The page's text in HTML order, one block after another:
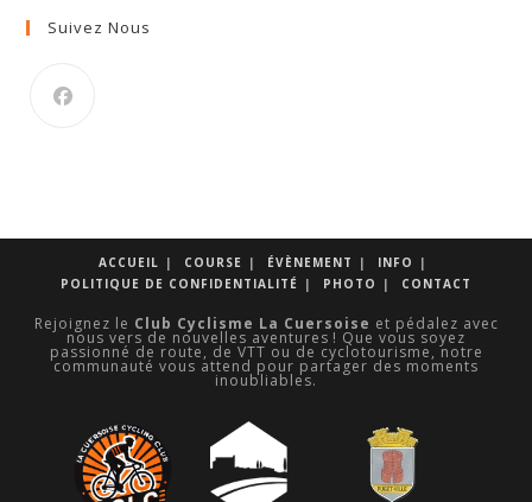
Suivez Nous
ACCUEIL COURSE ÉVÈNEMENT
INFO
POLITIQUE DE CONFIDENTIALITÉ
PHOTO CONTACT
Rejoignez le Club Cyclisme La Cuersoise et pédalez avec
nous vers de nouvelles aventures ! Que vous soyez
passionné de route, de VTT ou de cyclotourisme, notre
communauté vous attend pour partager des moments
inoubliables.